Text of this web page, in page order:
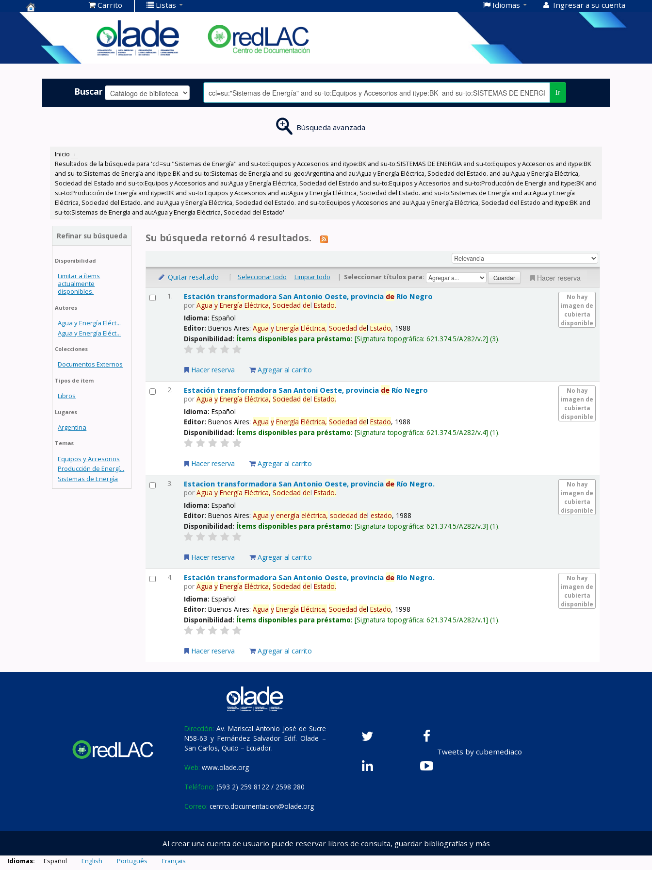
Centro de
Documentación
OLADE -
Carrito Listas Idiomas Ingresar a su cuenta
Buscar Ir
Búsqueda avanzada
Inicio ›
Resultados de la búsqueda para 'ccl=su:"Sistemas de Energía" and su-to:Equipos y Accesorios and itype:BK and su-to:SISTEMAS DE ENERGIA and su-to:Equipos y Accesorios and itype:BK
and su-to:Sistemas de Energía and itype:BK and su-to:Sistemas de Energía and su-geo:Argentina and au:Agua y Energía Eléctrica, Sociedad del Estado. and au:Agua y Energía Eléctrica,
Sociedad del Estado and su-to:Equipos y Accesorios and au:Agua y Energía Eléctrica, Sociedad del Estado and su-to:Equipos y Accesorios and su-to:Producción de Energía and itype:BK and
su-to:Producción de Energía and itype:BK and su-to:Equipos y Accesorios and au:Agua y Energía Eléctrica, Sociedad del Estado. and su-to:Sistemas de Energía and au:Agua y Energía
Eléctrica, Sociedad del Estado. and au:Agua y Energía Eléctrica, Sociedad del Estado. and su-to:Equipos y Accesorios and au:Agua y Energía Eléctrica, Sociedad del Estado and itype:BK and
su-to:Sistemas de Energía and au:Agua y Energía Eléctrica, Sociedad del Estado'
Refinar su búsqueda
Disponibilidad
Limitar a ítems
actualmente
disponibles.
Autores
Agua y Energía Eléct...
Agua y Energía Eléct...
Colecciones
Documentos Externos
Tipos de ítem
Libros
Lugares
Argentina
Temas
Equipos y Accesorios
Producción de Energí...
Sistemas de Energía
Su búsqueda retornó 4 resultados.
Quitar resaltado | Seleccionar todo Limpiar todo | Seleccionar títulos para: Hacer reserva
1.
No hay
imagen de
cubierta
disponible
Estación transformadora San Antonio Oeste, provincia de Río Negro
porAgua y Energía Eléctrica, Sociedad delEstado.
Idioma:Español
Editor:Buenos Aires:Agua y Energía Eléctrica, Sociedad delEstado, 1988
Disponibilidad: Ítems disponibles para préstamo: Signatura topográfica:621.374.5/A282/v.2 (3).
Hacer reserva Agregar al carrito
2.
No hay
imagen de
cubierta
disponible
Estación transformadora San Antoni Oeste, provincia de Río Negro
porAgua y Energía Eléctrica, Sociedad delEstado.
Idioma:Español
Editor:Buenos Aires:Agua y Energía Eléctrica, Sociedad delEstado, 1988
Disponibilidad: Ítems disponibles para préstamo: Signatura topográfica:621.374.5/A282/v.4 (1).
Hacer reserva Agregar al carrito
3.
No hay
imagen de
cubierta
disponible
Estacion transformadora San Antonio Oeste, provincia de Río Negro.
porAgua y Energía Eléctrica, Sociedad delEstado.
Idioma:Español
Editor:Buenos Aires:Agua y energía eléctrica, sociedad delestado, 1988
Disponibilidad: Ítems disponibles para préstamo: Signatura topográfica:621.374.5/A282/v.3 (1).
Hacer reserva Agregar al carrito
4.
No hay
imagen de
cubierta
disponible
Estación transformadora San Antonio Oeste, provincia de Río Negro.
porAgua y Energía Eléctrica, Sociedad delEstado.
Idioma:Español
Editor:Buenos Aires:Agua y Energía Eléctrica, Sociedad delEstado, 1998
Disponibilidad: Ítems disponibles para préstamo: Signatura topográfica:621.374.5/A282/v.1 (1).
Hacer reserva Agregar al carrito
Dirección: Av. Mariscal Antonio José de Sucre
N58-63 y Fernández Salvador Edif. Olade –
San Carlos, Quito – Ecuador.
Web: www.olade.org
Teléfono: (593 2) 259 8122 / 2598 280
Correo: centro.documentacion@olade.org
Tweets by cubemediaco
Al crear una cuenta de usuario puede reservar libros de consulta, guardar bibliografías y más
Idiomas: Español English Português Français